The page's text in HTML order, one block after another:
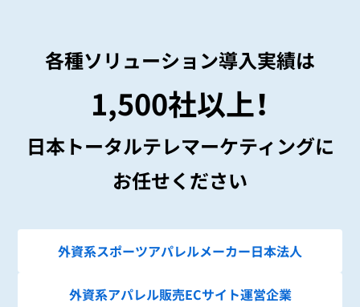
各種ソリューション導入実績は
1,500社以上！
日本トータルテレマーケティングに
お任せください
外資系スポーツアパレルメーカー日本法人
外資系アパレル販売ECサイト運営企業